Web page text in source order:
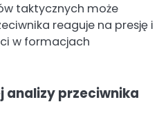
taktycznych może
reaguje na presję i
w formacjach
analizy przeciwnika